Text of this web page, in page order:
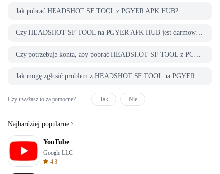
Jak pobrać HEADSHOT SF TOOL z PGYER APK HUB?
Czy HEADSHOT SF TOOL na PGYER APK HUB jest darmowy do pobrania?
Czy potrzebuję konta, aby pobrać HEADSHOT SF TOOL z PGYER APK HUB?
Jak mogę zgłosić problem z HEADSHOT SF TOOL na PGYER APK HUB?
Czy uważasz to za pomocne? Tak Nie
Najbardziej popularne
YouTube
Google LLC
4.8